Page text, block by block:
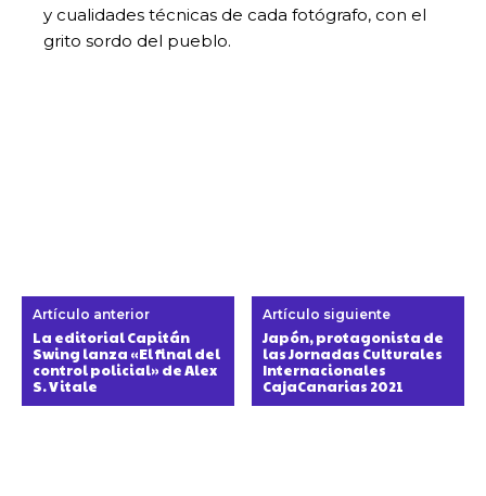
y cualidades técnicas de cada fotógrafo, con el
grito sordo del pueblo.
Artículo anterior
La editorial Capitán
Swing lanza «El final del
control policial» de Alex
S. Vitale
Artículo siguiente
Japón, protagonista de
las Jornadas Culturales
Internacionales
CajaCanarias 2021